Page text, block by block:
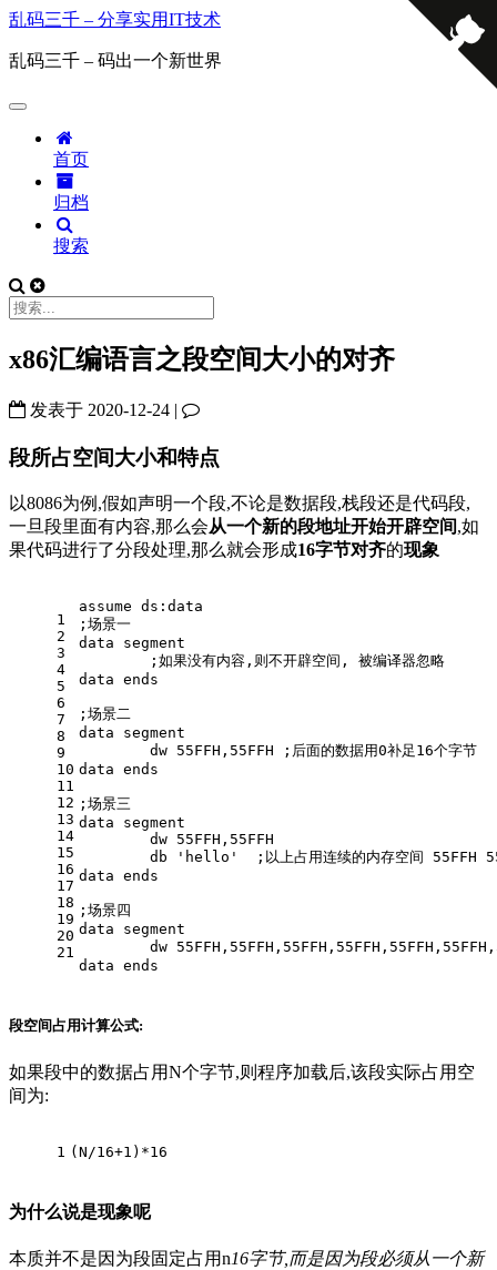
乱码三千 – 分享实用IT技术
乱码三千 – 码出一个新世界
首页
归档
搜索
x86汇编语言之段空间大小的对齐
发表于 2020-12-24 |
段所占空间大小和特点
以8086为例,假如声明一个段,不论是数据段,栈段还是代码段,
一旦段里面有内容,那么会从一个新的段地址开始开辟空间,如
果代码进行了分段处理,那么就会形成16字节对齐的现象
1
2
3
4
5
6
7
8
9
10
11
12
13
14
15
16
17
18
19
20
21
assume ds:data
;场景一
data segment
data ends
;场景二
data segment
	dw 55FFH,55FFH ;后面的数据用0补足16个字节
data ends
;场景三
data segment
	dw 55FFH,55FFH
db 'hello'  ;以上占用连续的内存空间 55FFH
data ends
;场景四
data segment
dw
data ends
段空间占用计算公式:
如果段中的数据占用N个字节,则程序加载后,该段实际占用空
间为:
1 (N/16+1)*16
为什么说是现象呢
本质并不是因为段固定占用n16字节,而是因为段必须从一个新